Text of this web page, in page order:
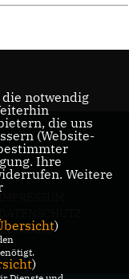
die notwendig
die uns
(Website-
Ihre
Weitere
)
)